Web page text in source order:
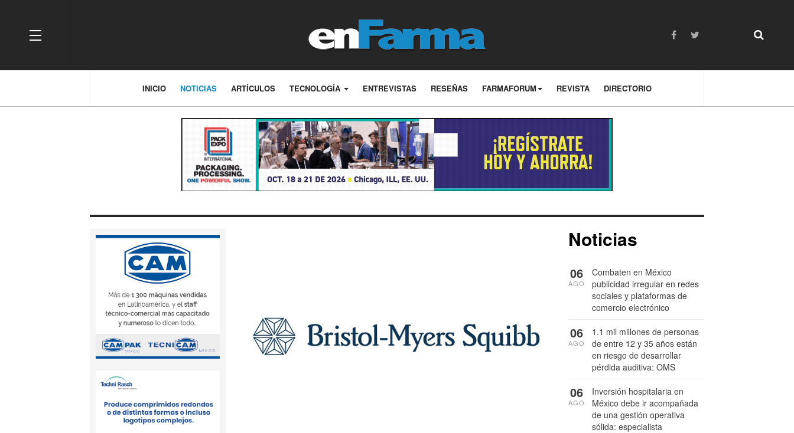
OFF CANVAS
INICIO NOTICIAS ARTÍCULOS TECNOLOGÍA ENTREVISTAS RESEÑAS FARMAFORUM REVISTA DIRECTORIO
Noticias
Combaten en México
publicidad irregular en redes
sociales y plataformas de
comercio electrónico
06
AGO
1.1 mil millones de personas
de entre 12 y 35 años están
en riesgo de desarrollar
pérdida auditiva: OMS
06
AGO
Inversión hospitalaria en
México debe ir acompañada
de una gestión operativa
sólida: especialista
06
AGO